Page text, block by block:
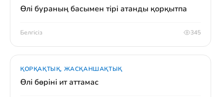
Өлі бураның басымен тірі атанды қорқытпа
Белгісіз 345
ҚОРҚАҚТЫҚ, ЖАСҚАНШАҚТЫҚ
Өлі бөріні ит аттамас